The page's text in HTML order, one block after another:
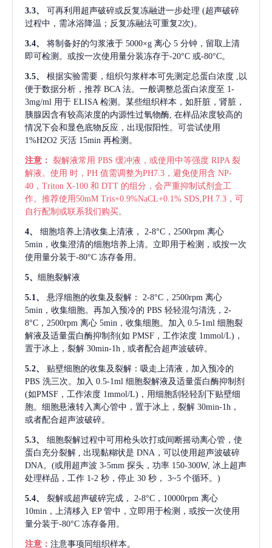
3.3、 可再利用超声破碎或反复冻融进一步处理 (超声破碎
过程中，需冰浴降温；反复冻融法可重复2次)。
3.4、 将制备好的匀浆液于 5000×g 离心 5 分钟，留取上清
即可检测。或按一次使用量分装冻存于-20°C 或-80°C。
3.5、 根据实验需要，组织匀浆样本可先测定总蛋白浓度
,以
便于数据分析，推荐 BCA 法。一般调整总蛋白浓度至 1-
3mg/ml 用于 ELISA 检测。某些组织样本，如肝脏，肾脏，
胰腺因含有较高浓度的内源性过氧物酶, 在样品浓度较高的
情况下会和显色底物反应，出现假阳性。可尝试使用
1%H2O2 灭活 15min 再检测。
注意： 裂解液常用 PBS 缓冲液，或使用中等强度 RIPA 裂
解液。使用 时，PH 值需调整为PH7.3，避免使用含 NP-
40，Triton X-100 和 DTT 的组分，会严重抑制试剂盒工
作。推荐使用50mM Tris+0.9%NaCL+0.1% SDS,PH 7.3，可
自行配制或联系我们购买。
4、 细胞培养上清收集上清液，
2-8°C，2500rpm 离心
5min，收集澄清的细胞培养上清。立即用于检测，或按一次
使用量分装于-80°C 冻存备用。
5、 细胞裂解液
5.1、 悬浮细胞的收集及裂解：
2-8°C，2500rpm 离心
5min，收集细胞。再加入预冷的 PBS 轻轻混匀清洗，2-
8°C，2500rpm 离心 5min，收集细胞。加入 0.5-1ml 细胞裂
解液及适量蛋白酶抑制剂(如 PMSF，工作浓度 1mmol/L)，
置于冰上，裂解 30min-1h , 或者配合超声波破碎。
5.2、
贴壁细胞的收集及裂解：吸走上清液，加入预冷的
PBS 洗三次。加入 0.5-1ml 细胞裂解液及适量蛋白酶抑制剂
(如PMSF，工作浓度 1mmol/L)，用细胞刮轻轻刮下贴壁细
胞。细胞悬液转入离心管中，置于冰上，裂解 30min-1h，
或者配合超声波破碎。
5.3、
细胞裂解过程中可用枪头吹打或间断摇动离心管，使
蛋白充分裂解
, 出现黏糊状是 DNA，可以使用超声波破碎
DNA。(或用超声波 3-5mm 探头，功率 150-300W, 冰上超声
处理样品，工作 1-2 秒，停止 30 秒， 3~5 个循环。)
5.4、 裂解或超声破碎完成，
2-8°C，10000rpm 离心
10min，上清移入 EP 管中，立即用于检测，或按一次使用
量分装于-80°C 冻存备用。
注意： 注意事项同组织样本。